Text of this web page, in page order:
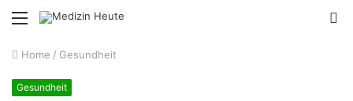
Menu
Home / Gesundheit
Gesundheit